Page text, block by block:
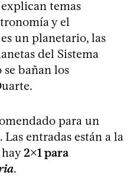
temas
y el
un planetario, las
del Sistema
se bañan los
para un
entradas están a la
2x1 para
.